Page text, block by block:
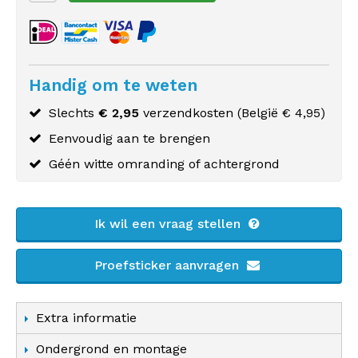
Handig om te weten
Slechts € 2,95 verzendkosten (België € 4,95)
Eenvoudig aan te brengen
Géén witte omranding of achtergrond
Ik wil een vraag stellen
Proefsticker aanvragen
Extra informatie
Ondergrond en montage